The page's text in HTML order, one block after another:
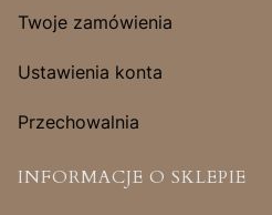
Twoje zamówienia
Ustawienia konta
Przechowalnia
INFORMACJE O SKLEPIE